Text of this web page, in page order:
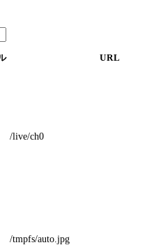
URL
/live/ch0
/tmpfs/auto.jpg